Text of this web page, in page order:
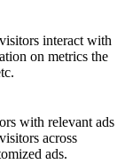
interact with
on metrics the
with relevant ads
across
ads.